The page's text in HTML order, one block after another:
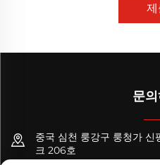
제
문의
중국 심천 룽강구 룽청가
크 206호